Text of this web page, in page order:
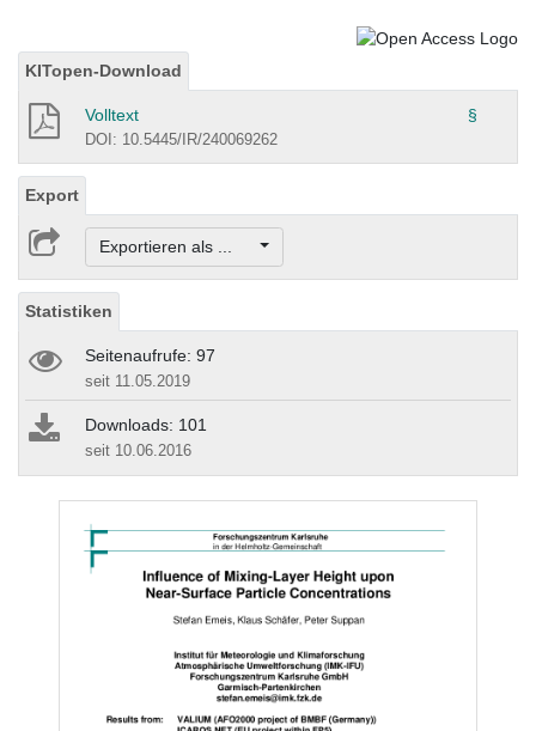
KITopen-Download
Volltext §
DOI: 10.5445/IR/240069262
Export
Exportieren als ...
Statistiken
Seitenaufrufe: 97
seit 11.05.2019
Downloads: 101
seit 10.06.2016